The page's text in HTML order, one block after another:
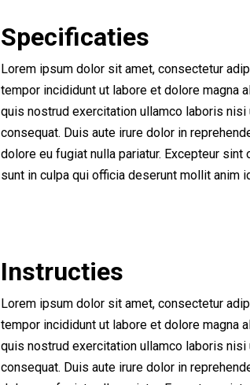
Specificaties
Lorem ipsum dolor sit amet, consectetur
tempor incididunt ut labore et dolore magna
quis nostrud exercitation ullamco laboris
consequat. Duis aute irure dolor in
dolore eu fugiat nulla pariatur. Excepteur sint
sunt in culpa qui officia deserunt mollit anim
Instructies
Lorem ipsum dolor sit amet, consectetur
tempor incididunt ut labore et dolore magna
quis nostrud exercitation ullamco laboris
consequat. Duis aute irure dolor in